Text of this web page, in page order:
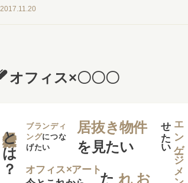
2017.11.20
オフィス×〇〇〇
とは？
ブランディ
ングにつな
げたい
居抜き物件
を見たい
オフィス×アート
れ エンゲージメント
せ
い